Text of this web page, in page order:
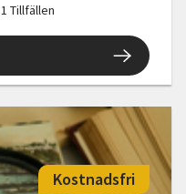
1 Tillfällen
Kostnadsfri